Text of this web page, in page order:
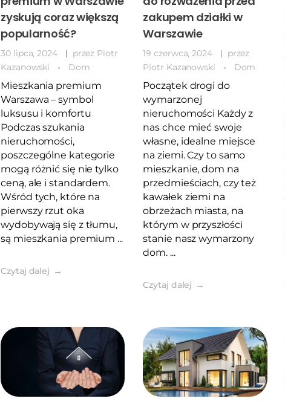
zyskują coraz większą
popularność?
30 lipca, 2024 przez Piotr
Kazanowski
Dom
Mieszkania premium
Warszawa – symbol
luksusu i komfortu
Podczas szukania
nieruchomości,
poszczególne kategorie
mogą różnić się nie tylko
ceną, ale i standardem.
Wśród tych, które na
pierwszy rzut oka
wydobywają się z tłumu,
są mieszkania premium ...
Czytaj dalej
zakupem działki w
Warszawie
19 czerwca, 2024
przez
Piotr Kazanowski
Dom
Początek drogi do
wymarzonej
nieruchomości Każdy z
nas chce mieć swoje
własne, idealne miejsce
na ziemi. Czy to samo
mieszkanie, dom na
przedmieściach, czy też
kawałek ziemi na
obrzeżach miasta, na
którym w przyszłości
stanie nasz wymarzony
dom. ...
Czytaj dalej